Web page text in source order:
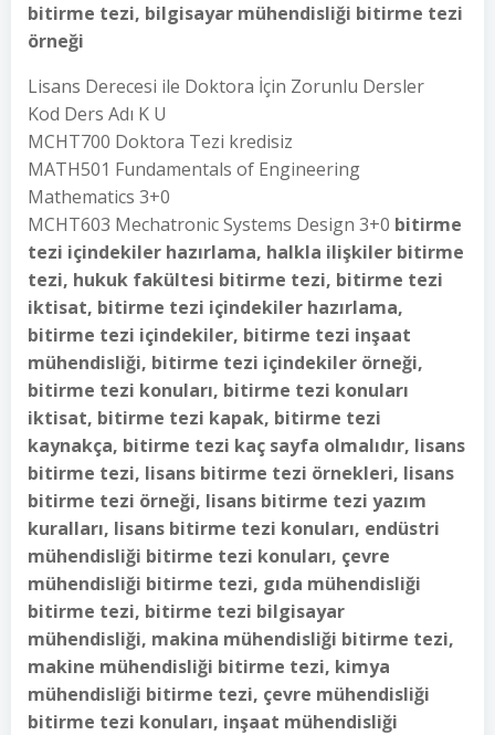
bitirme tezi, bilgisayar mühendisliği bitirme tezi
örneği
Lisans Derecesi ile Doktora İçin Zorunlu Dersler
Kod Ders Adı K U
MCHT700 Doktora Tezi kredisiz
MATH501 Fundamentals of Engineering
Mathematics 3+0
MCHT603 Mechatronic Systems Design 3+0 bitirme
tezi içindekiler hazırlama, halkla ilişkiler bitirme
tezi, hukuk fakültesi bitirme tezi, bitirme tezi
iktisat, bitirme tezi içindekiler hazırlama,
bitirme tezi içindekiler, bitirme tezi inşaat
mühendisliği, bitirme tezi içindekiler örneği,
bitirme tezi konuları, bitirme tezi konuları
iktisat, bitirme tezi kapak, bitirme tezi
kaynakça, bitirme tezi kaç sayfa olmalıdır, lisans
bitirme tezi, lisans bitirme tezi örnekleri, lisans
bitirme tezi örneği, lisans bitirme tezi yazım
kuralları, lisans bitirme tezi konuları, endüstri
mühendisliği bitirme tezi konuları, çevre
mühendisliği bitirme tezi, gıda mühendisliği
bitirme tezi, bitirme tezi bilgisayar
mühendisliği, makina mühendisliği bitirme tezi,
makine mühendisliği bitirme tezi, kimya
mühendisliği bitirme tezi, çevre mühendisliği
bitirme tezi konuları, inşaat mühendisliği